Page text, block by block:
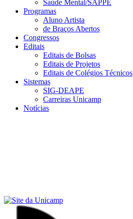
Saúde Mental/SAPPE
Programas
Aluno Artista
de Braços Abertos
Congressos
Editais
Editais de Bolsas
Editais de Projetos
Editais de Colégios Técnicos
Sistemas
SIG-DEAPE
Carreiras Unicamp
Notícias